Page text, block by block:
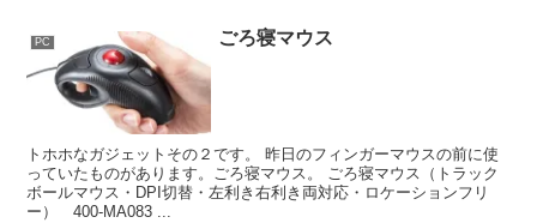
PC ごろ寝マウス
トホホなガジェットその２です。 昨日のフィンガーマウスの前に使
っていたものがあります。ごろ寝マウス。 ごろ寝マウス（トラック
ボールマウス・DPI切替・左利き右利き両対応・ロケーションフリ
ー） 400-MA083 ...